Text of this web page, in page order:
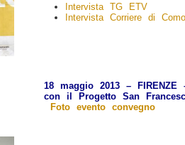
Intervista TG ETV
Intervista Corriere di Como
18 maggio 2013 – F
con il Progetto San
Foto evento convegno